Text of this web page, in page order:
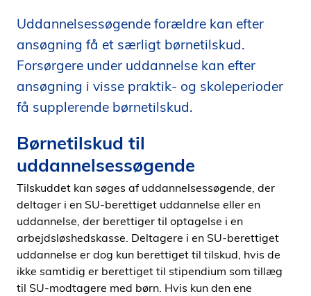
p
i
d
e
Uddannelsessøgende forældre kan efter
ansøgning få et særligt børnetilskud.
Forsørgere under uddannelse kan efter
ansøgning i visse praktik- og skoleperioder
få supplerende børnetilskud.
Børnetilskud til
uddannelsessøgende
Tilskuddet kan søges af uddannelsessøgende, der
deltager i en SU-berettiget uddannelse eller en
uddannelse, der berettiger til optagelse i en
arbejdsløshedskasse. Deltagere i en SU-berettiget
uddannelse er dog kun berettiget til tilskud, hvis de
ikke samtidig er berettiget til stipendium som tillæg
til SU-modtagere med børn. Hvis kun den ene